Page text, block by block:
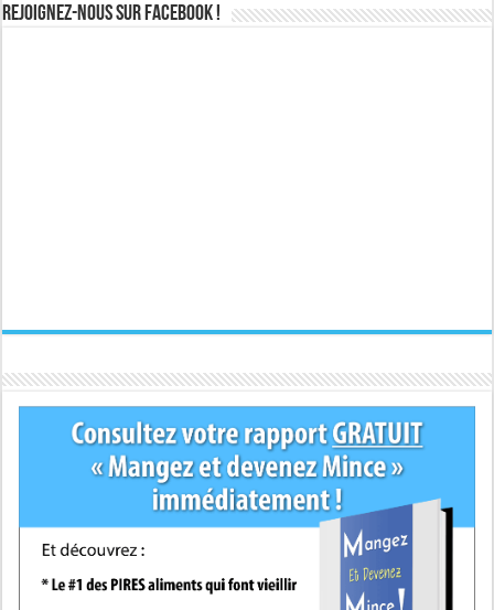
Rejoignez-nous sur Facebook !